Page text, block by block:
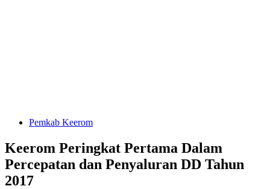
Pemkab Keerom
Keerom Peringkat Pertama Dalam
Percepatan dan Penyaluran DD Tahun
2017